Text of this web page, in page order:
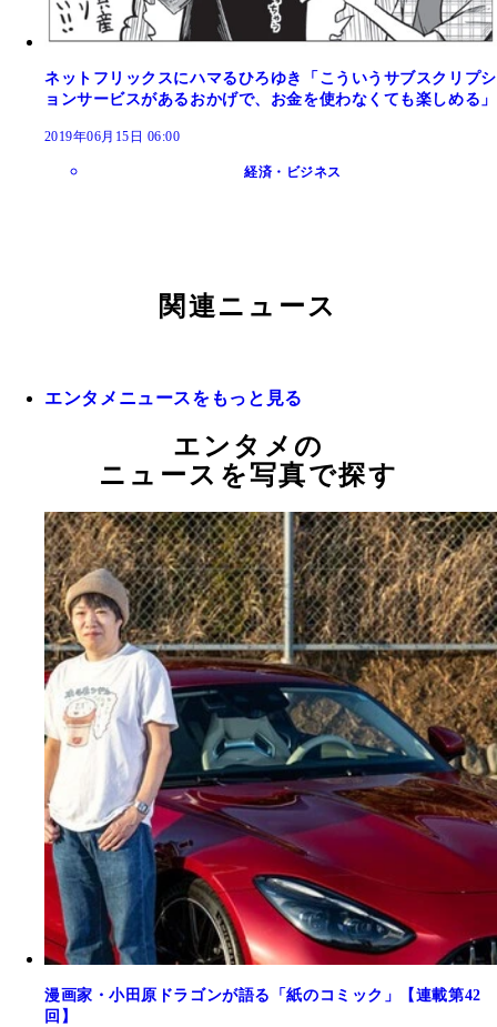
ネットフリックスにハマるひろゆき「こういうサブスクリプシ
ョンサービスがあるおかげで、お金を使わなくても楽しめる」
2019年06月15日 06:00
経済・ビジネス
関連ニュース
エンタメニュースをもっと見る
エンタメの
ニュースを写真で探す
漫画家・小田原ドラゴンが語る「紙のコミック」【連載第42
回】